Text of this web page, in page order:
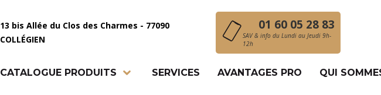
13 bis Allée du Clos des Charmes - 77090
COLLÉGIEN
01 60 05 28 83
SAV & info du Lundi au Jeudi 9h-
12h
CATALOGUE PRODUITS SERVICES AVANTAGES PRO QUI